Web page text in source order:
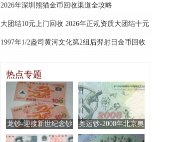
收，行业高价回收当场结算
2026年深圳熊猫金币回收渠道全攻略
大团结10元上门回收 2026年正规资质大团结十元
上门鉴定回收服务
1997年1/2盎司黄河文化第2组后羿射日金币回收
热点专题
龙钞-迎接新世纪念钞
奥运钞-2008年北京奥
运会纪念钞